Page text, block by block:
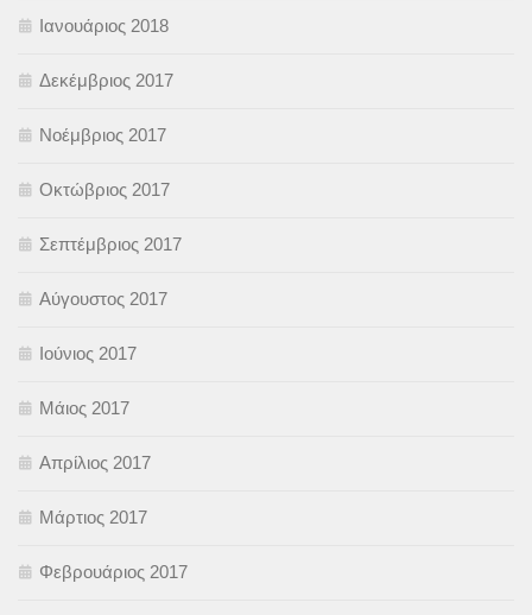
Ιανουάριος 2018
Δεκέμβριος 2017
Νοέμβριος 2017
Οκτώβριος 2017
Σεπτέμβριος 2017
Αύγουστος 2017
Ιούνιος 2017
Μάιος 2017
Απρίλιος 2017
Μάρτιος 2017
Φεβρουάριος 2017